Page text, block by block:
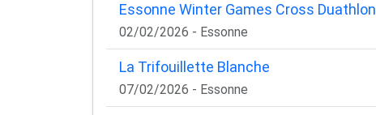
Essonne Winter Games Cross Duathlon
02/02/2026 - Essonne
La Trifouillette Blanche
07/02/2026 - Essonne